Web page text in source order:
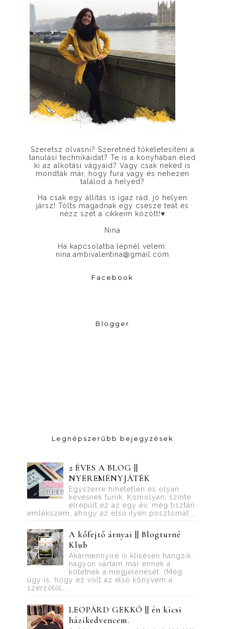
Szeretsz olvasni? Szeretnéd tökéletesíteni a
tanulási technikáidat? Te is a konyhában éled
ki az alkotási vágyaid? Vagy csak neked is
mondták már, hogy fura vagy és nehezen
találod a helyed?
Ha csak egy állítás is igaz rád, jó helyen
jársz! Tölts magadnak egy csésze teát és
nézz szét a cikkeim között!♥
Nina
Ha kapcsolatba lépnél velem:
nina.ambivalentina@gmail.com
Facebook
Blogger
Legnépszerűbb bejegyzések
2 ÉVES A BLOG ||
NYEREMÉNYJÁTÉK
Egyszerre hihetetlen és olyan
kevésnek tűnik. Komolyan, szinte
elrepült ez az egy év, még tisztán
emlékszem, ahogy az első ilyen posztomat ...
A kőfejtő árnyai || Blogturné
Klub
Akármennyire is klisésen hangzik,
nagyon vártam már ennek a
kötetnek a megjelenését. (Még
úgy is, hogy ez volt az első könyvem a
szerzőtől, ...
LEOPÁRD GEKKÓ || én kicsi
házikedvencem.